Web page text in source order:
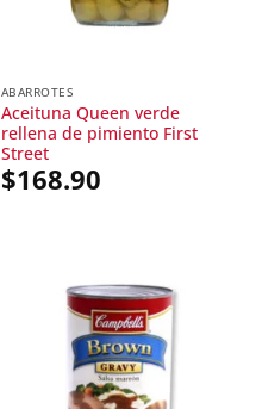
ABARROTES
Aceituna Queen verde
rellena de pimiento First
Street
$168.90